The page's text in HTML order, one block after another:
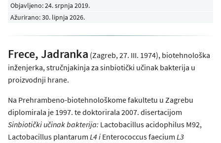
Objavljeno:24. srpnja 2019.
Ažurirano: 30. lipnja 2026.
Frece, Jadranka (Zagreb, 27. III. 1974), biotehnološka
inženjerka, stručnjakinja za sinbiotički učinak bakterija u
proizvodnji hrane.
Na Prehrambeno-biotehnološkome fakultetu u Zagrebu
diplomirala je 1997. te doktorirala 2007. disertacijom
Sinbiotički učinak bakterija: Lactobacillus acidophilus M92,
Lactobacillus plantarum L4 i Enterococcus faecium L3